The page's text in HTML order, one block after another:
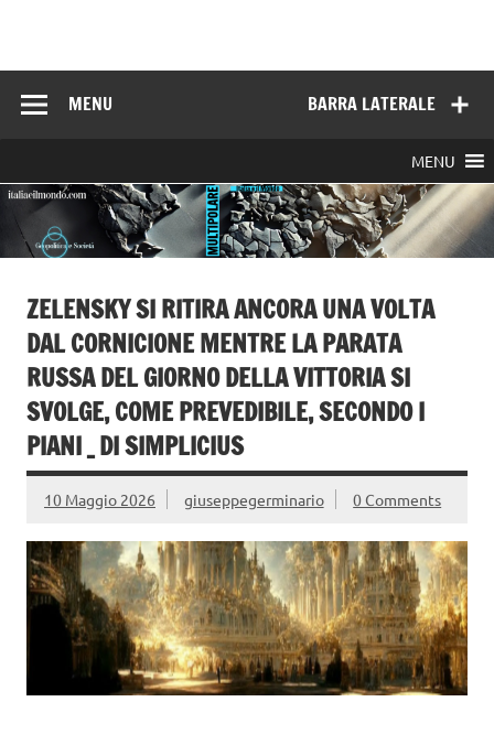
BARRA LATERALE
MENU
MENU
ZELENSKY SI RITIRA ANCORA UNA VOLTA
DAL CORNICIONE MENTRE LA PARATA
RUSSA DEL GIORNO DELLA VITTORIA SI
SVOLGE, COME PREVEDIBILE, SECONDO I
PIANI _ DI SIMPLICIUS
10 Maggio 2026 giuseppegerminario 0 Comments